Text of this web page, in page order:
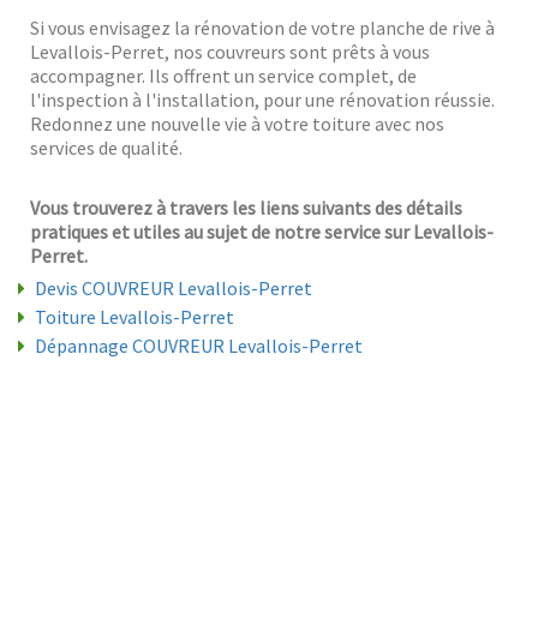
Si vous envisagez la rénovation de votre planche de rive à
Levallois-Perret, nos couvreurs sont prêts à vous
accompagner. Ils offrent un service complet, de
l'inspection à l'installation, pour une rénovation réussie.
Redonnez une nouvelle vie à votre toiture avec nos
services de qualité.
Vous trouverez à travers les liens suivants des détails
pratiques et utiles au sujet de notre service sur Levallois-
Perret.
Devis COUVREUR Levallois-Perret
Toiture Levallois-Perret
Dépannage COUVREUR Levallois-Perret